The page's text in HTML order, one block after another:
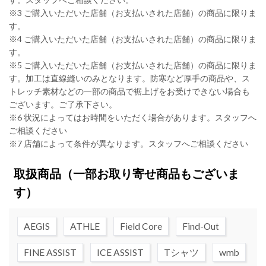
※3 ご購入いただいた店舗（お支払いされた店舗）の商品に限りま
す。
※4 ご購入いただいた店舗（お支払いされた店舗）の商品に限りま
す。
※5 ご購入いただいた店舗（お支払いされた店舗）の商品に限りま
す。加工は直線縫いのみとなります。防寒など厚手の商品や、ス
トレッチ素材などの一部の商品で裾上げをお受けできない場合も
ございます。ご了承下さい。
※6 状況によってはお時間をいただく場合があります。スタッフへ
ご相談ください
※7 店舗によって条件が異なります。スタッフへご相談ください
取扱商品（一部お取り寄せ商品もございま
す）
AEGIS ATHLE Field Core Find-Out
FINE ASSIST ICE ASSIST Tシャツ wmb